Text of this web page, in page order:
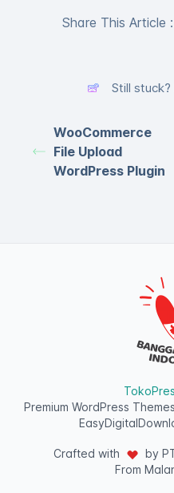
Share This Article :
Still
WooCommerce
File Upload
WordPress Plugin
Premium WordPress
Crafted with
by
From